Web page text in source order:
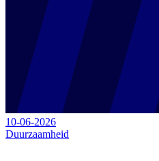
10-06-2026
Duurzaamheid